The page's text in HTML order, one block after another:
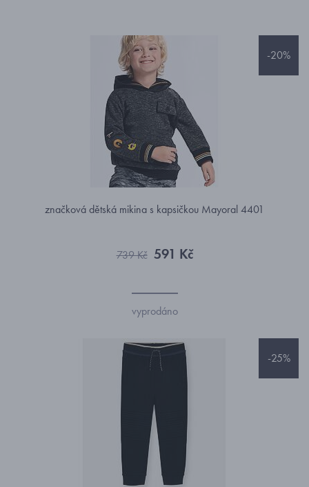
-20%
značková dětská mikina s kapsičkou Mayoral 4401
739 Kč 591 Kč
vyprodáno
-25%